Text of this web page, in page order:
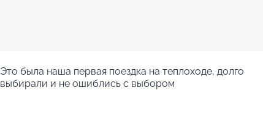
Это была наша первая поездка на теплоходе, долго
выбирали и не ошиблись с выбором